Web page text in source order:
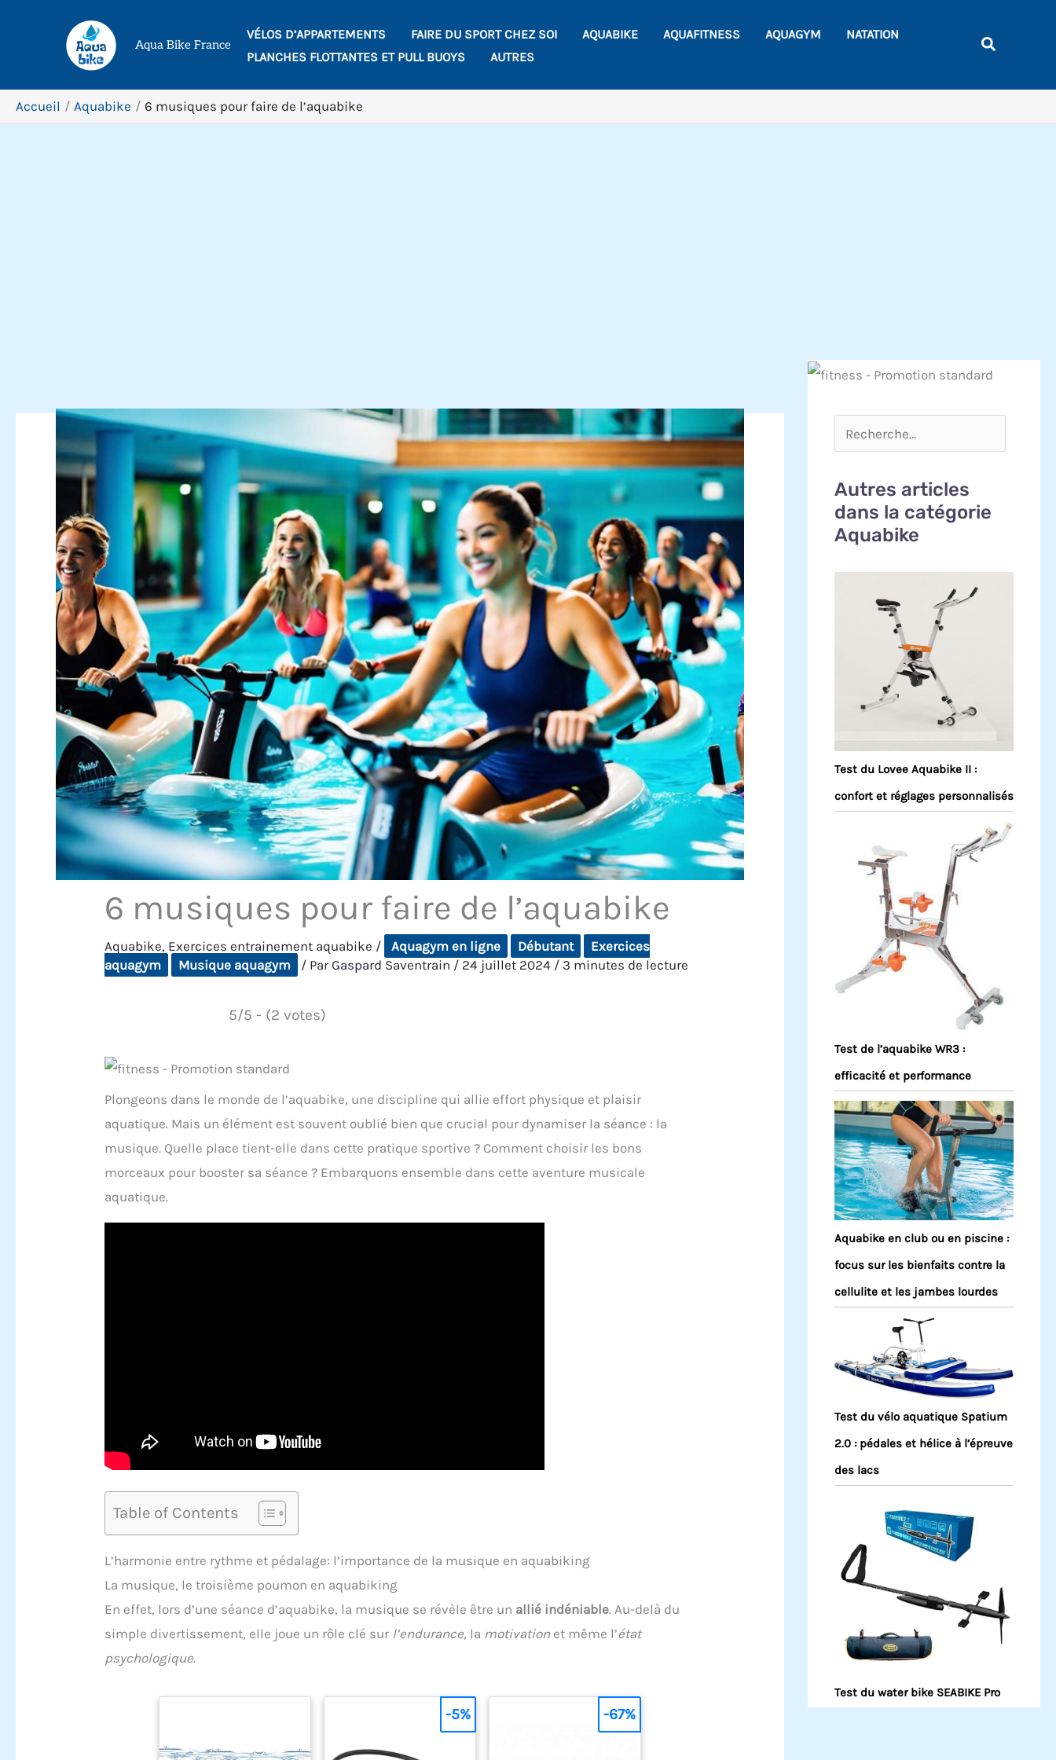
Aqua Bike France
VÉLOS D’APPARTEMENTS FAIRE DU SPORT CHEZ SOI AQUABIKE AQUAFITNESS AQUAGYM
NATATION
PLANCHES FLOTTANTES ET PULL BUOYS
AUTRES
Accueil Aquabike 6 musiques pour faire de l’aquabike
6 musiques pour faire de l’aquabike
Aquabike, Exercices entrainement aquabike / Aquagym en ligne Débutant
Exercices
aquagym
Musique aquagym / ParGaspard Saventrain / 24 juillet 2024 / 3 minutes de lecture
5/5 - (2 votes)
Plongeons dans le monde de l’aquabike, une discipline qui allie effort physique et plaisir
aquatique. Mais un élément est souvent oublié bien que crucial pour dynamiser la séance : la
musique. Quelle place tient-elle dans cette pratique sportive ? Comment choisir les bons
morceaux pour booster sa séance ? Embarquons ensemble dans cette aventure musicale
aquatique.
Table of Contents
L’harmonie entre rythme et pédalage: l’importance de la musique en aquabiking
La musique, le troisième poumon en aquabiking
En effet, lors d’une séance d’aquabike, la musique se révèle être un allié indéniable. Au-delà du
simple divertissement, elle joue un rôle clé sur l’endurance, la motivation et même l’état
psychologique.
-5% -67%
Autres articles
dans la catégorie
Aquabike
Test du Lovee Aquabike II :
confort et réglages personnalisés
Test de l’aquabike WR3 :
efficacité et performance
Aquabike en club ou en piscine :
focus sur les bienfaits contre la
cellulite et les jambes lourdes
Test du vélo aquatique Spatium
2.0 : pédales et hélice à l’épreuve
des lacs
Test du water bike SEABIKE Pro